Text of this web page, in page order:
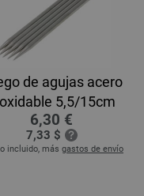
de agujas acero
5,5/15cm
6,30 €
7,33 $
incluido, más gastos de envío